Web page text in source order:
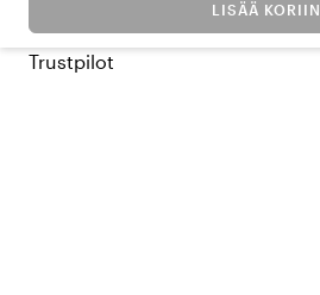
LISÄÄ KORIIN
Trustpilot